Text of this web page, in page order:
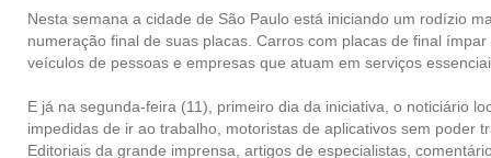
Nesta semana a cidade de São Paulo está iniciando um rodízio
numeração final de suas placas. Carros com placas de final
veículos de pessoas e empresas que atuam em serviços
E já na segunda-feira (11), primeiro dia da iniciativa, o noticiário
impedidas de ir ao trabalho, motoristas de aplicativos sem poder
Editoriais da grande imprensa, artigos de especialistas,